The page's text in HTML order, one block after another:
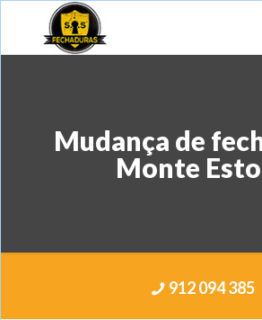
Mudança de
Monte
912 094 385